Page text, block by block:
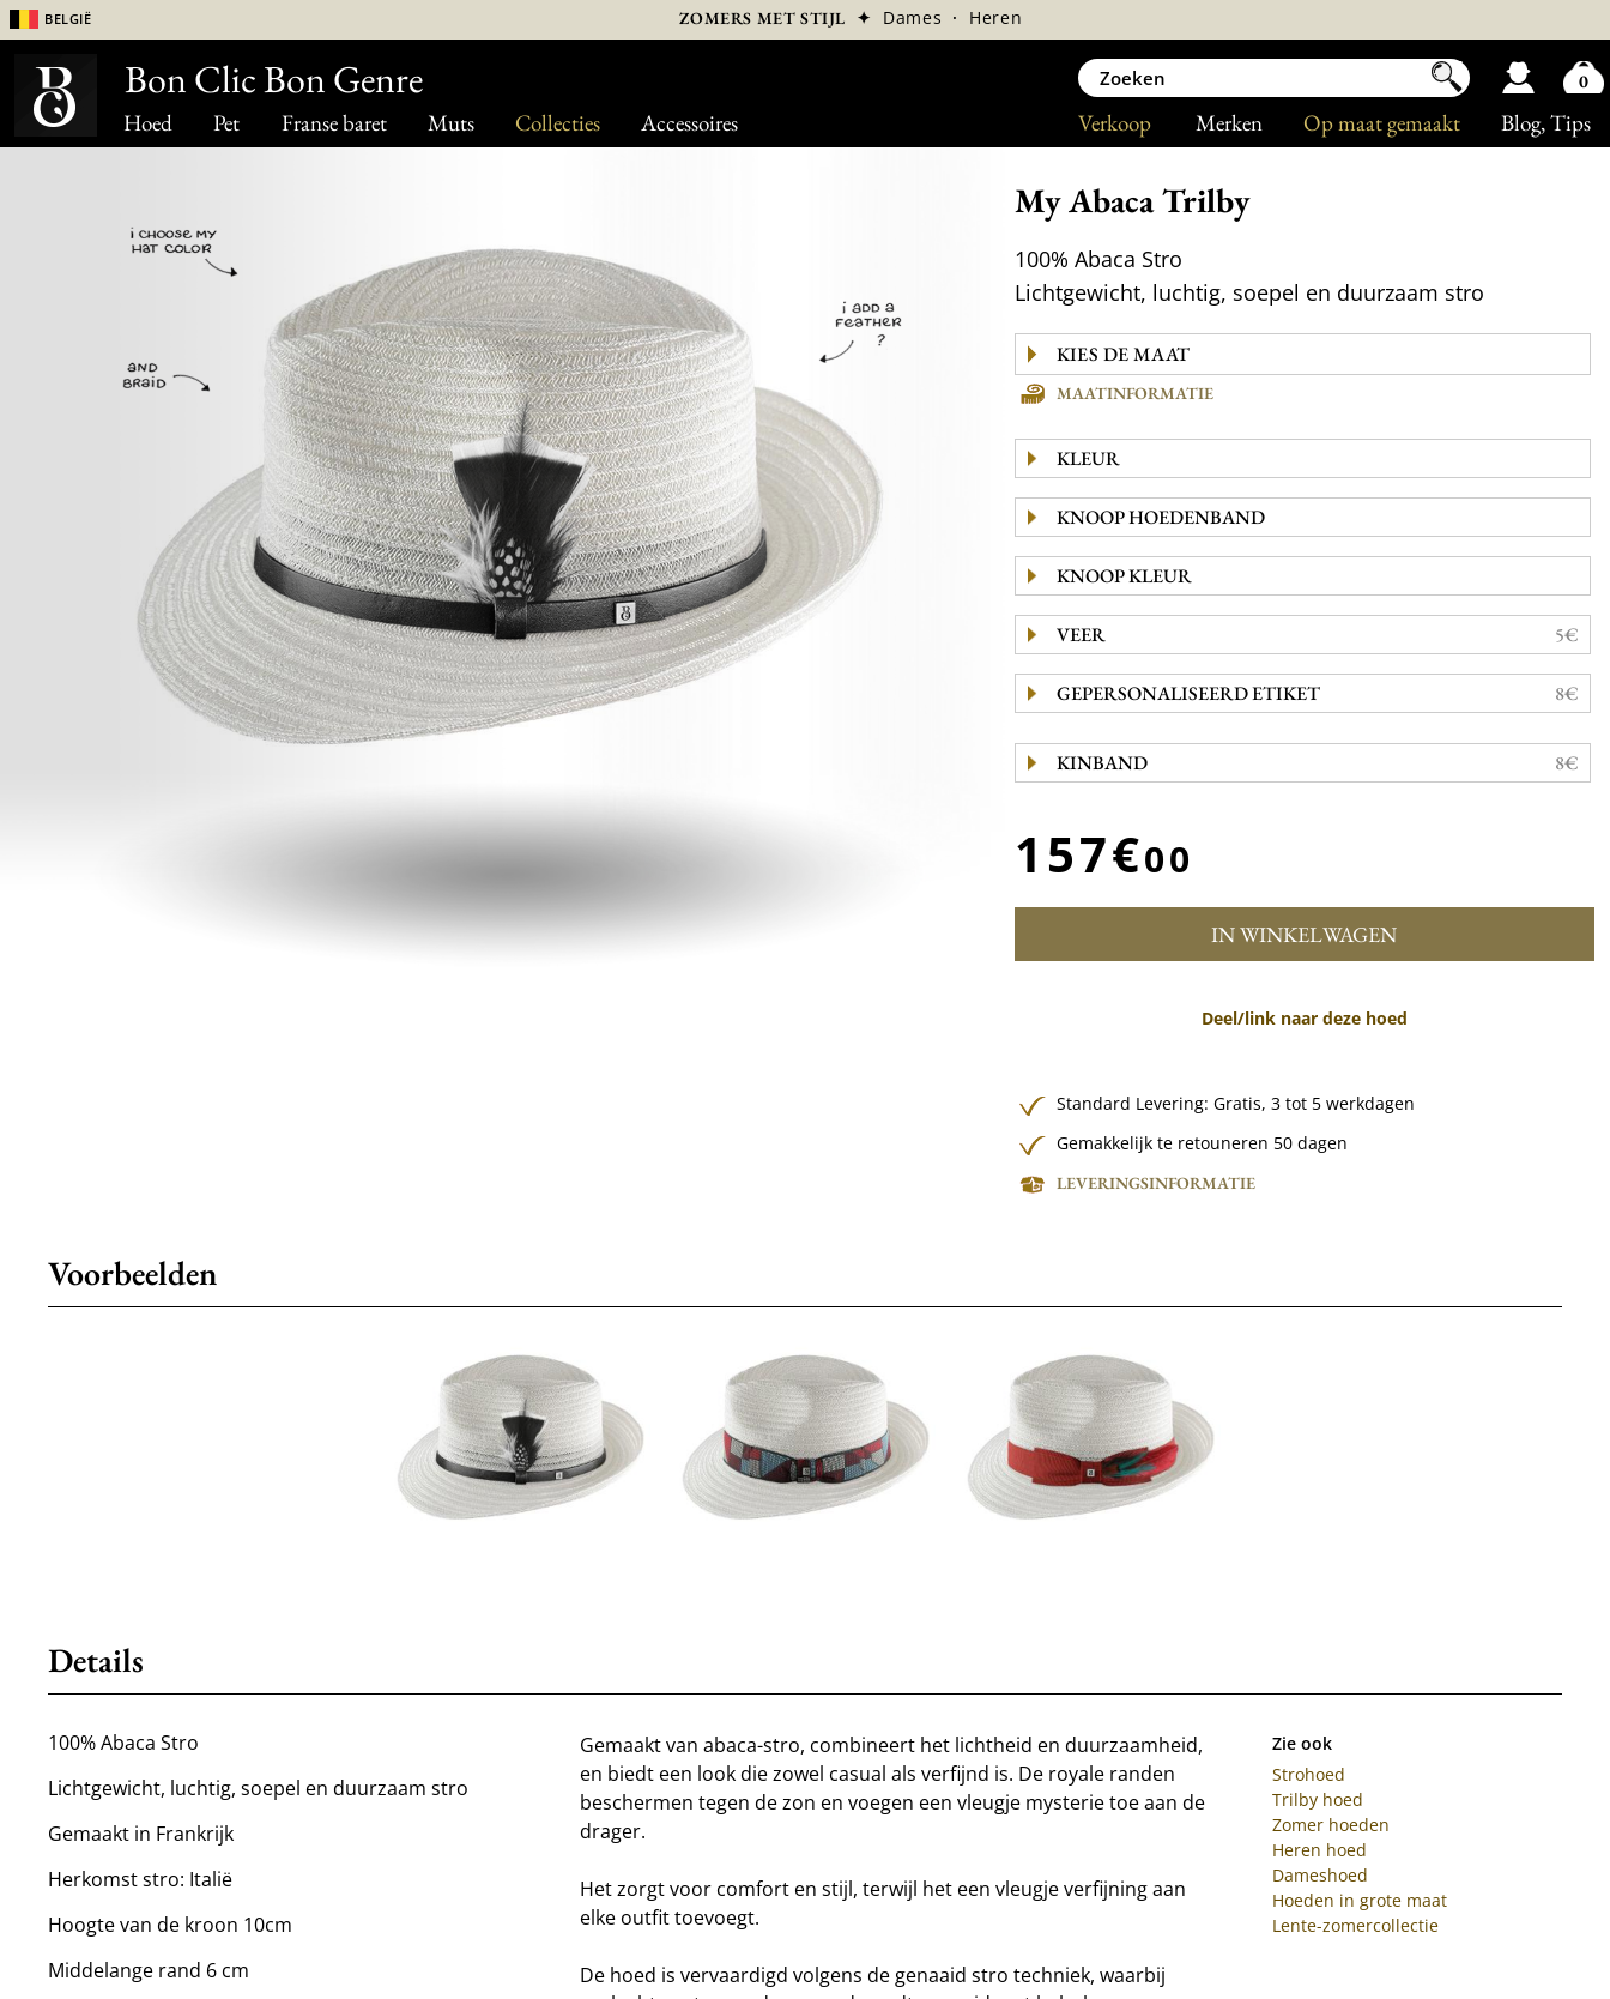
Hoed Pet Franse baret Muts Collecties Accessoires Blog, Tips
Op maat gemaakt
Merken
Verkoop
België ZOMERS MET STIJL ✦ Dames · Heren
My Abaca Trilby
100% Abaca Stro
Lichtgewicht, luchtig, soepel en duurzaam stro
MAATINFORMATIE
KLEUR
KNOOP HOEDENBAND
KNOOP KLEUR
VEER 5€
GEPERSONALISEERD ETIKET 8€
KINBAND 8€
157€00
IN WINKELWAGEN
Deel/link naar deze hoed
Standard Levering: Gratis, 3 tot 5 werkdagen
Gemakkelijk te retouneren 50 dagen
LEVERINGSINFORMATIE
Voorbeelden
Details
100% Abaca Stro
Lichtgewicht, luchtig, soepel en duurzaam stro
Gemaakt in Frankrijk
Herkomst stro: Italië
Hoogte van de kroon 10cm
Middelange rand 6 cm
Gemaakt van abaca-stro, combineert het lichtheid en duurzaamheid,
en biedt een look die zowel casual als verfijnd is. De royale randen
beschermen tegen de zon en voegen een vleugje mysterie toe aan de
drager.
Het zorgt voor comfort en stijl, terwijl het een vleugje verfijning aan
elke outfit toevoegt.
De hoed is vervaardigd volgens de genaaid stro techniek, waarbij
Zie ook
Strohoed
Trilby hoed
Zomer hoeden
Heren hoed
Dameshoed
Hoeden in grote maat
Lente-zomercollectie
Bon Clic Bon Genre 0